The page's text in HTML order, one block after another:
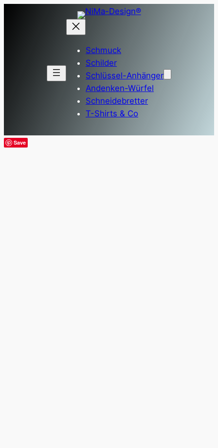
Schmuck
Schilder
Schlüssel-Anhänger
Andenken-Würfel
Schneidebretter
T-Shirts & Co
Save